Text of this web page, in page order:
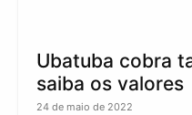
Ubatuba cobra
saiba os valores
24 de maio de 2022